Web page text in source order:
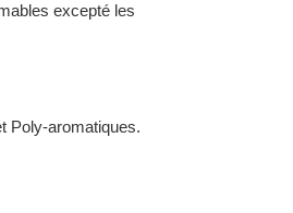
excepté les
Poly-aromatiques.